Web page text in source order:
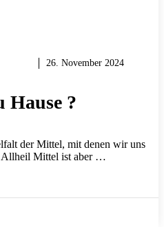
26. November 2024
Hause ?
der Mittel, mit denen wir uns
Allheil Mittel ist aber …